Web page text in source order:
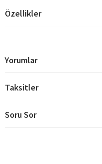
Özellikler
Yorumlar
Taksitler
Soru Sor